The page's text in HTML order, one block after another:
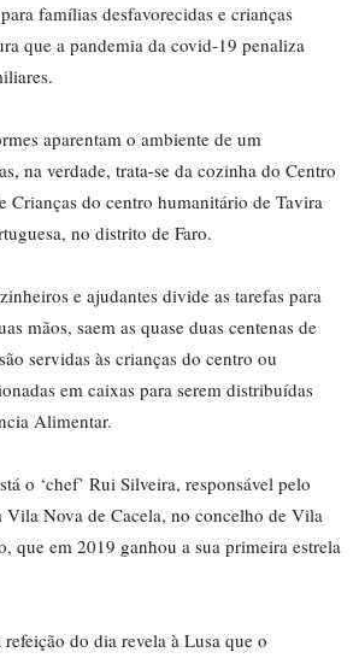
famílias desfavorecidas e crianças
que a pandemia da covid-19 penaliza
aparentam o ambiente de um
na verdade, trata-se da cozinha do Centro
Crianças do centro humanitário de Tavira
no distrito de Faro.
e ajudantes divide as tarefas para
mãos, saem as quase duas centenas de
servidas às crianças do centro ou
em caixas para serem distribuídas
Alimentar.
o ‘chef’ Rui Silveira, responsável pelo
Vila Nova de Cacela, no concelho de Vila
que em 2019 ganhou a sua primeira estrela
do dia revela à Lusa que o